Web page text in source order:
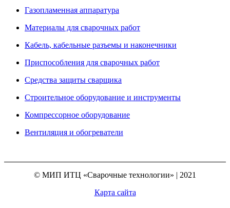
Газопламенная аппаратура
Материалы для сварочных работ
Кабель, кабельные разъемы и наконечники
Приспособления для сварочных работ
Средства защиты сварщика
Строительное оборудование и инструменты
Компрессорное оборудование
Вентиляция и обогреватели
© МИП ИТЦ «Сварочные технологии» | 2021
Карта сайта